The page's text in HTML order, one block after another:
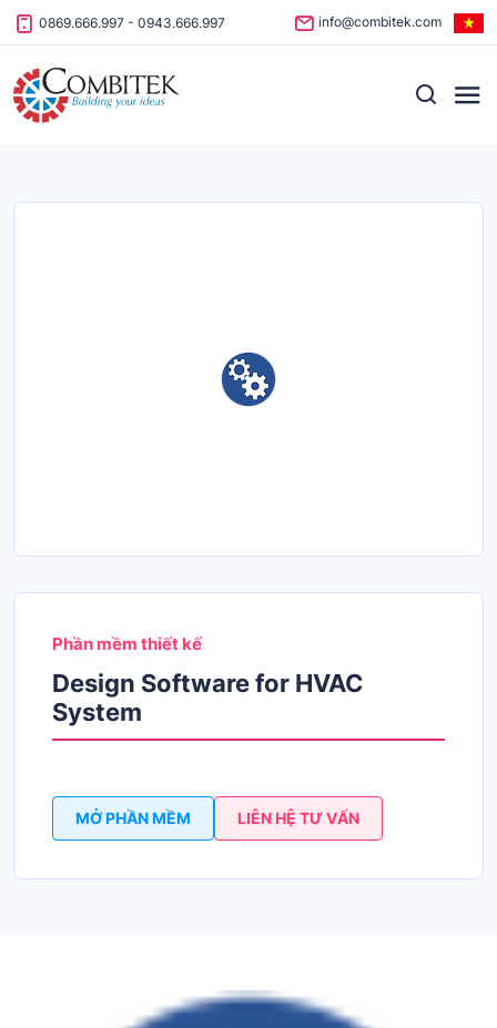
Skip to content
0869.666.997 - 0943.666.997 info@combitek.com
Phần mềm thiết kế
Design Software for HVAC
System
MỞ PHẦN MỀM LIÊN HỆ TƯ VẤN